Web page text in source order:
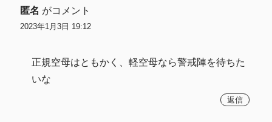
匿名 がコメント
2023年1月3日 19:12
正規空母はともかく、軽空母なら警戒陣を待ちた
いな
返信